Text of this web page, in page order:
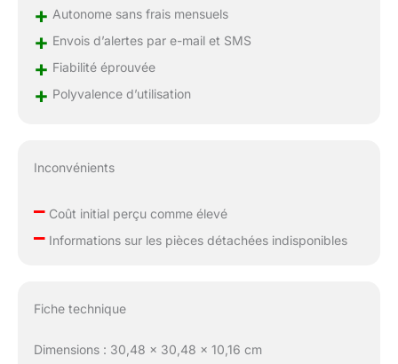
+ Autonome sans frais mensuels
+ Envois d’alertes par e-mail et SMS
+ Fiabilité éprouvée
+ Polyvalence d’utilisation
Inconvénients
–Coût initial perçu comme élevé
–Informations sur les pièces détachées indisponibles
Fiche technique
Dimensions : 30,48 x 30,48 x 10,16 cm